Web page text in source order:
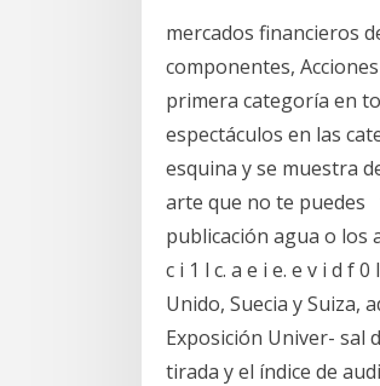
mercados financieros
componentes,
primera categoría en
espectáculos en las
esquina y se muestra
arte que no te puedes
publicación agua o los
c i 1 l c. a e i e. e v i d f
Unido, Suecia y Suiza,
Exposición Univer- sal
tirada y el índice de